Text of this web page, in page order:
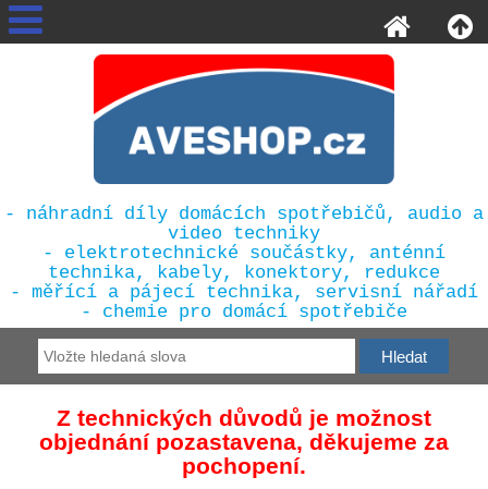
- náhradní díly domácích spotřebičů, audio a
video techniky
- elektrotechnické součástky, anténní
technika, kabely, konektory, redukce
- měřící a pájecí technika, servisní nářadí
- chemie pro domácí spotřebiče
Z technických důvodů je možnost
objednání pozastavena, děkujeme za
pochopení.